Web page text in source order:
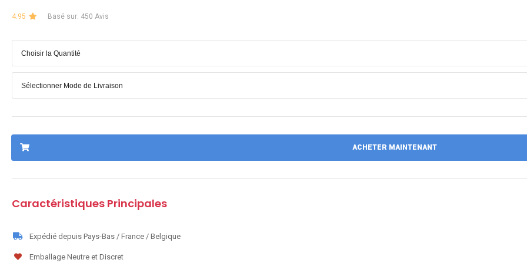
4.95 Basé sur: 450 Avis
ACHETER MAINTENANT
Caractéristiques Principales
Expédié depuis Pays-Bas / France / Belgique
Emballage Neutre et Discret